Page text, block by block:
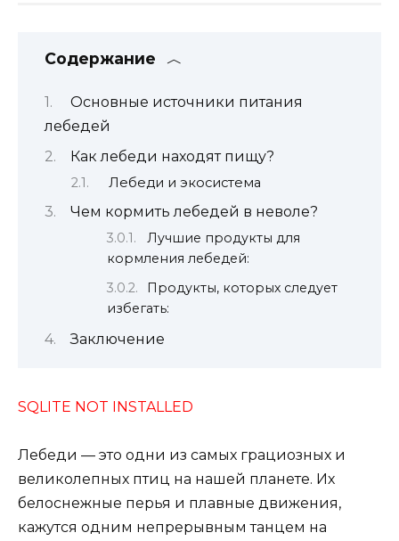
Содержание
Основные источники питания
лебедей
Как лебеди находят пищу?
Лебеди и экосистема
Чем кормить лебедей в неволе?
Лучшие продукты для
кормления лебедей:
Продукты, которых следует
избегать:
Заключение
SQLITE NOT INSTALLED
Лебеди — это одни из самых грациозных и
великолепных птиц на нашей планете. Их
белоснежные перья и плавные движения,
кажутся одним непрерывным танцем на